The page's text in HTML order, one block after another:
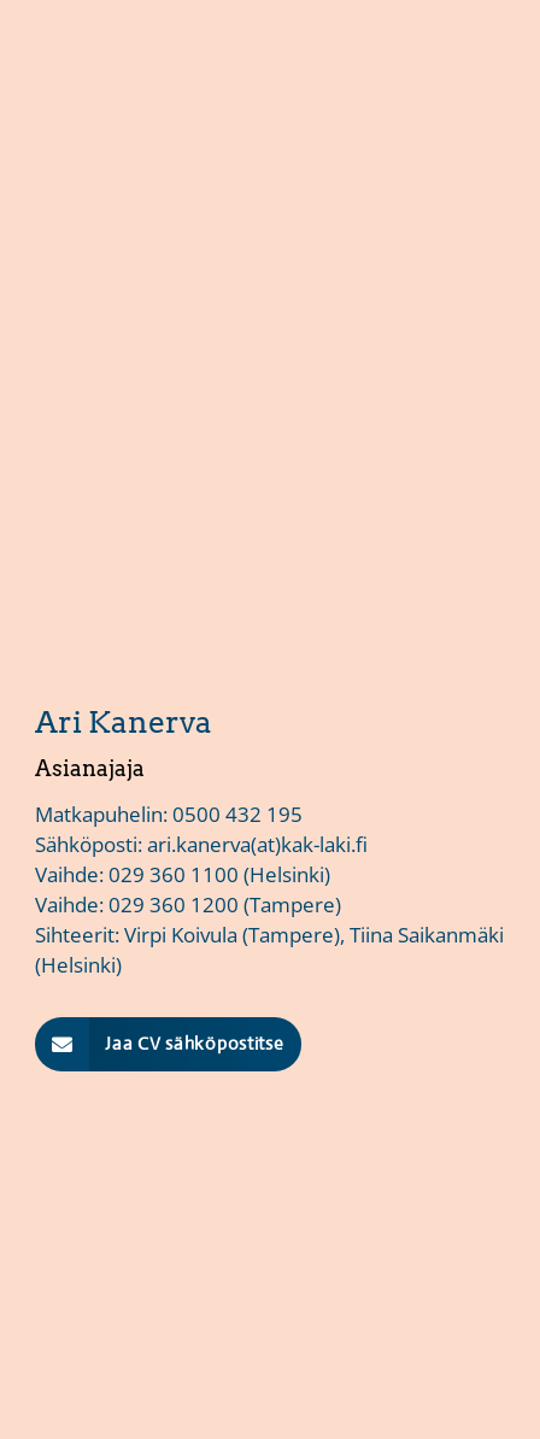
Ari Kanerva
Asianajaja
Matkapuhelin:0500 432 195
Sähköposti:ari.kanerva(at)kak-laki.fi
Vaihde:029 360 1100 (Helsinki)
Vaihde:029 360 1200 (Tampere)
Sihteerit:Virpi Koivula (Tampere), Tiina Saikanmäki
(Helsinki)
Jaa CV sähköpostitse